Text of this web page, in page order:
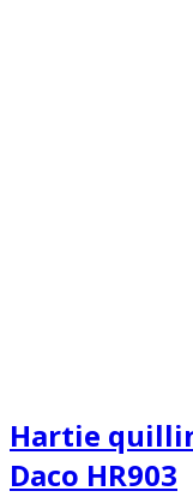
Hartie
Daco HR903